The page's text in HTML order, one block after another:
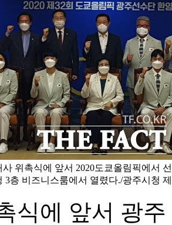
위촉식에 앞서 2020도쿄올림픽에서
3층 비즈니스룸에서 열렸다./광주시청
식에 앞서 광